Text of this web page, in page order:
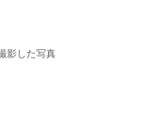
影した写真